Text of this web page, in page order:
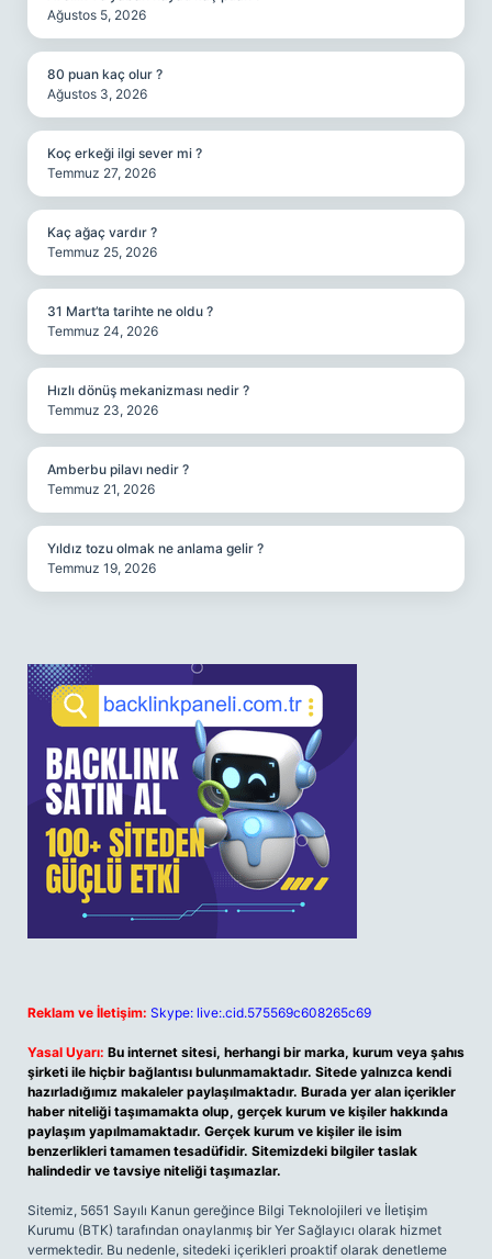
Ağustos 5, 2026
80 puan kaç olur ?
Ağustos 3, 2026
Koç erkeği ilgi sever mi ?
Temmuz 27, 2026
Kaç ağaç vardır ?
Temmuz 25, 2026
31 Mart’ta tarihte ne oldu ?
Temmuz 24, 2026
Hızlı dönüş mekanizması nedir ?
Temmuz 23, 2026
Amberbu pilavı nedir ?
Temmuz 21, 2026
Yıldız tozu olmak ne anlama gelir ?
Temmuz 19, 2026
Reklam ve İletişim: Skype: live:.cid.575569c608265c69
Yasal Uyarı: Bu internet sitesi, herhangi bir marka, kurum veya şahıs
şirketi ile hiçbir bağlantısı bulunmamaktadır. Sitede yalnızca kendi
hazırladığımız makaleler paylaşılmaktadır. Burada yer alan içerikler
haber niteliği taşımamakta olup, gerçek kurum ve kişiler hakkında
paylaşım yapılmamaktadır. Gerçek kurum ve kişiler ile isim
benzerlikleri tamamen tesadüfidir. Sitemizdeki bilgiler taslak
halindedir ve tavsiye niteliği taşımazlar.
Sitemiz, 5651 Sayılı Kanun gereğince Bilgi Teknolojileri ve İletişim
Kurumu (BTK) tarafından onaylanmış bir Yer Sağlayıcı olarak hizmet
vermektedir. Bu nedenle, sitedeki içerikleri proaktif olarak denetleme